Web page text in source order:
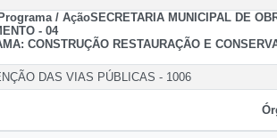
/ AçãoSECRETARIA MUNICIPAL DE
- 04
CONSTRUÇÃO RESTAURAÇÃO E
DAS VIAS PÚBLICAS - 1006